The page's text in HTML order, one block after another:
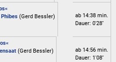
Phibes (Gerd Bessler)
ab 14:38 min.
Dauer: 0'28''
(Gerd Bessler)
ab 14:56 min.
Dauer: 1'08''